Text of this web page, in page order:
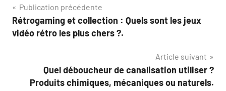
Navigation
de
Publication précédente
Rétrogaming et collection : Quels sont les jeux
vidéo rétro les plus chers ?.
Article suivant
Quel déboucheur de canalisation utiliser ?
Produits chimiques, mécaniques ou naturels.